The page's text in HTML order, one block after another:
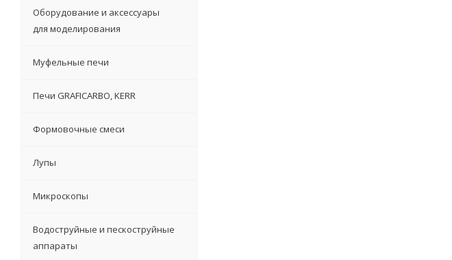
Оборудование и аксессуары
для моделирования
Муфельные печи
Печи GRAFICARBO, KERR
Формовочные смеси
Лупы
Микроскопы
Водоструйные и пескоструйные
аппараты